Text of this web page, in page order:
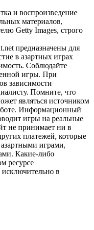
и воспроизведение
материалов,
Getty Images, строго
предназначены для
в азартных играх
Соблюдайте
игры. При
зависимости
Помните, что
являться источником
Информационный
игры на реальные
не принимает ни в
платежей, которые
играми,
Какие-либо
ресурсе
в